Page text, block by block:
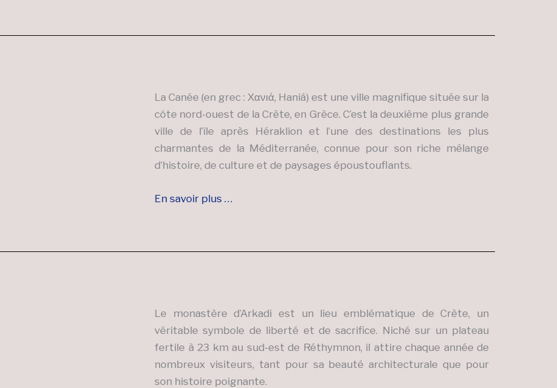
La Canée (en grec : Χανιά, Haniá) est une ville magnifique située sur la
côte nord-ouest de la Crète, en Grèce. C’est la deuxième plus grande
ville de l’île après Héraklion et l’une des destinations les plus
charmantes de la Méditerranée, connue pour son riche mélange
d’histoire, de culture et de paysages époustouflants.
En savoir plus …
Le monastère d’Arkadi est un lieu emblématique de Crète, un
véritable symbole de liberté et de sacrifice. Niché sur un plateau
fertile à 23 km au sud-est de Réthymnon, il attire chaque année de
nombreux visiteurs, tant pour sa beauté architecturale que pour
son histoire poignante.